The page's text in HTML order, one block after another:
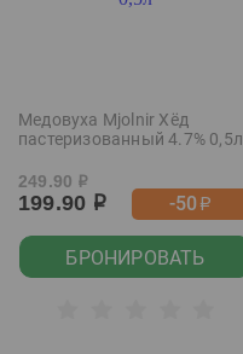
Медовуха Mjolnir Хёд
пастеризованный 4.7% 0,5л
249.90 р
199.90 р -50р
БРОНИРОВАТЬ